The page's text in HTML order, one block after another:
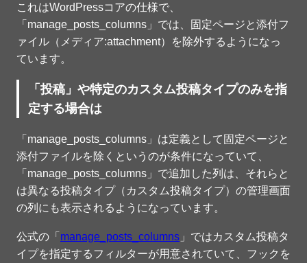
これはWordPressコアの仕様で、
「manage_posts_columns」では、固定ページと添付フ
ァイル（メディア:attachment）を除外するようになっ
ています。
「投稿」や特定のカスタム投稿タイプのみを指
定する場合は
「manage_posts_columns」は定義として固定ページと
添付ファイルを除くというのが条件になっていて、
「manage_posts_columns」で追加した列は、それらと
は異なる投稿タイプ（カスタム投稿タイプ）の管理画面
の列にも表示されるようになっています。
公式の「manage_posts_columns 」ではカスタム投稿タ
イプを指定するフィルターが用意されていて、フックを